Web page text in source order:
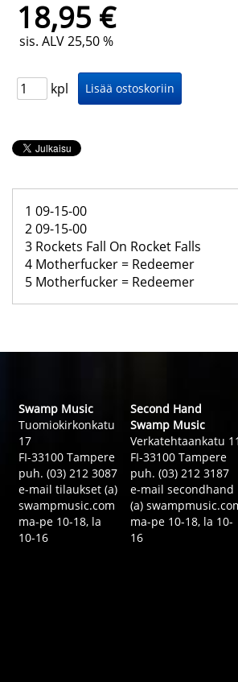
18,95 €
sis. ALV 25,50 %
kpl
1 09-15-00
2 09-15-00
3 Rockets Fall On Rocket Falls
4 Motherfucker = Redeemer
5 Motherfucker = Redeemer
Swamp Music
Tuomiokirkonkatu
17
FI-33100 Tampere
puh. (03) 212 3087
e-mail tilaukset (a)
swampmusic.com
ma-pe 10-18, la
10-16
Second Hand
Swamp Music
Verkatehtaankatu 11
FI-33100 Tampere
puh. (03) 212 3187
e-mail secondhand
(a)
ma-pe 10-18, la 10-
16